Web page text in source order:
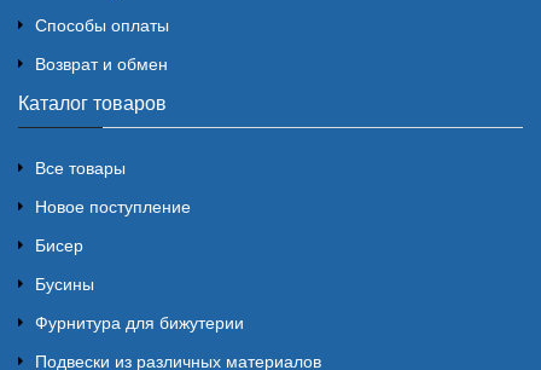
Способы оплаты
Возврат и обмен
Каталог товаров
Все товары
Новое поступление
Бисер
Бусины
Фурнитура для бижутерии
Подвески из различных материалов